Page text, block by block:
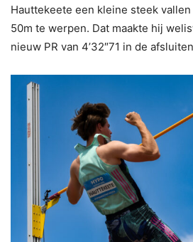
Hauttekeete een kleine steek
50m te werpen. Dat maakte hij
nieuw PR van 4’32″71 in de